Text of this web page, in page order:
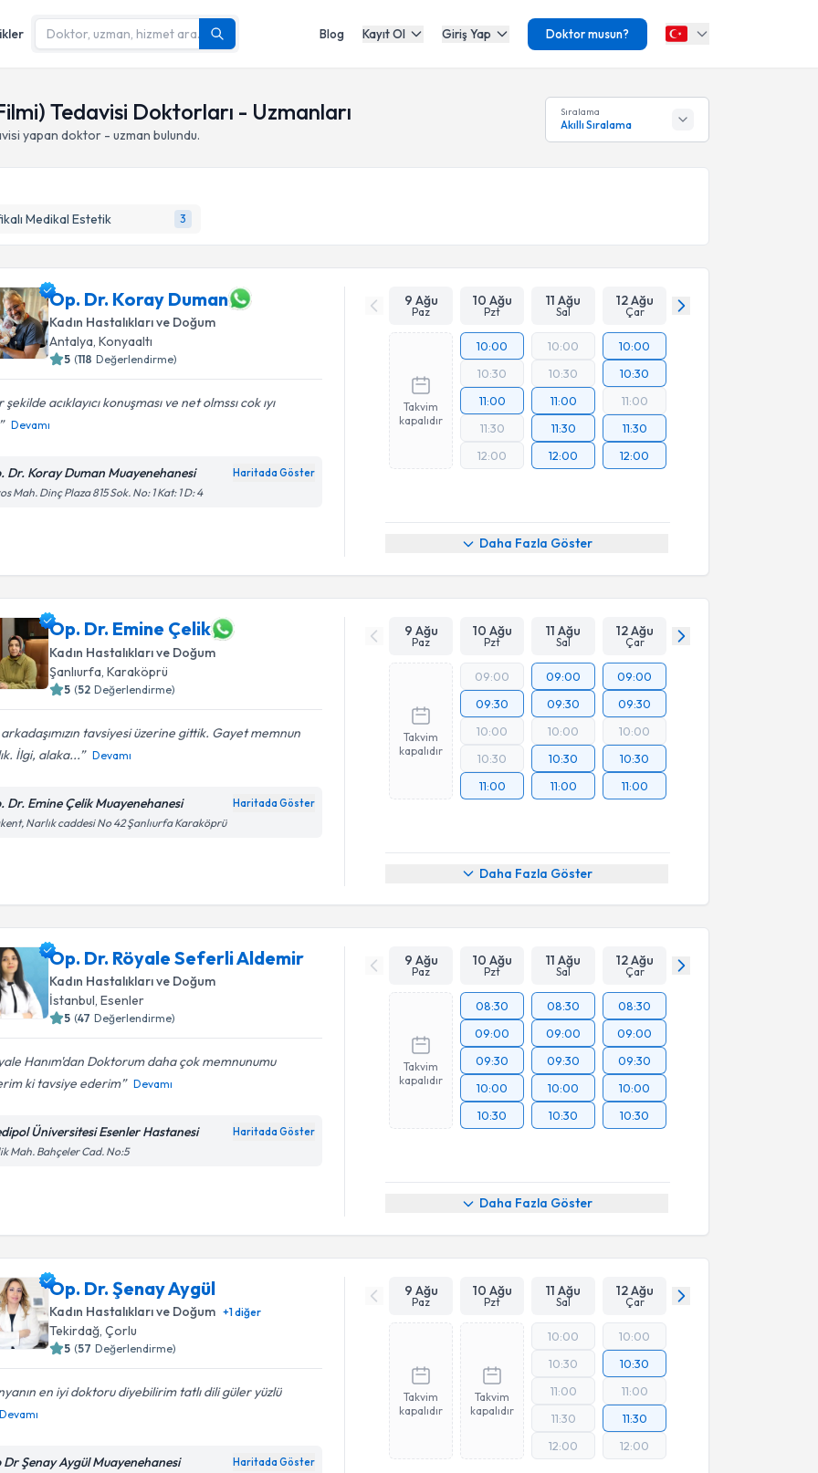
Blog Kayıt Ol Giriş Yap Doktor musun?
Tedavisi Doktorları - Uzmanları
yapan doktor - uzman bulundu.
Sıralama
Akıllı Sıralama
Medikal Estetik 3
Op. Dr. Koray Duman
Kadın Hastalıkları ve Doğum
Antalya,Konyaaltı
5 (118 Değerlendirme)
şekilde acıklayıcı konuşması ve net olmssı cok ıyı
Devamı
Dr. Koray Duman Muayenehanesi Haritada Göster
Mah. Dinç Plaza 815 Sok. No: 1 Kat: 1 D: 4
9 Ağu
Paz
10 Ağu
Pzt
11 Ağu
Sal
12 Ağu
Çar
Takvim
kapalıdır
10:00
10:30
11:00
11:30
12:00
10:00
10:30
11:00
11:30
12:00
10:00
10:30
11:00
11:30
12:00
Daha Fazla Göster
Op. Dr. Emine Çelik
Kadın Hastalıkları ve Doğum
Şanlıurfa ,Karaköprü
5 (52 Değerlendirme)
tavsiyesi üzerine gittik. Gayet memnun
İlgi, alaka...
Devamı
Dr. Emine Çelik Muayenehanesi Haritada Göster
Narlık caddesi No 42 Şanlıurfa Karaköprü
9 Ağu
Paz
10 Ağu
Pzt
11 Ağu
Sal
12 Ağu
Çar
Takvim
kapalıdır
09:00
09:30
10:00
10:30
11:00
09:00
09:30
10:00
10:30
11:00
09:00
09:30
10:00
10:30
11:00
Daha Fazla Göster
Op. Dr. Röyale Seferli Aldemir
Kadın Hastalıkları ve Doğum
İstanbul,Esenler
5 (47 Değerlendirme)
Hanım'dan Doktorum daha çok memnunumu
ki tavsiye ederim
Devamı
Üniversitesi Esenler Hastanesi Haritada Göster
Mah. Bahçeler Cad. No:5
9 Ağu
Paz
10 Ağu
Pzt
11 Ağu
Sal
12 Ağu
Çar
Takvim
kapalıdır
08:30
09:00
09:30
10:00
10:30
08:30
09:00
09:30
10:00
10:30
08:30
09:00
09:30
10:00
10:30
Daha Fazla Göster
Op. Dr. Şenay Aygül
Kadın Hastalıkları ve Doğum +1diğer
Tekirdağ ,Çorlu
5 (57 Değerlendirme)
en iyi doktoru diyebilirim tatlı dili güler yüzlü
Devamı
Dr Şenay Aygül Muayenehanesi Haritada Göster
9 Ağu
Paz
10 Ağu
Pzt
11 Ağu
Sal
12 Ağu
Çar
Takvim
kapalıdır
Takvim
kapalıdır
10:00
10:30
11:00
11:30
12:00
10:00
10:30
11:00
11:30
12:00